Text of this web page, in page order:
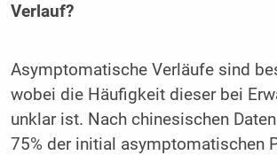
Verlauf?
Asymptomatische Verläufe sind
wobei die Häufigkeit dieser bei
unklar ist. Nach chinesischen
75% der initial asymptomatischen